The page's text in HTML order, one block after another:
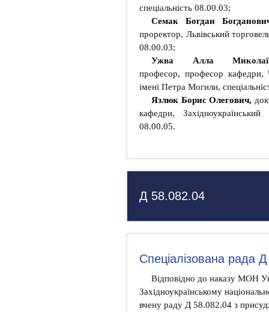
спеціальність 08.00.03;
Семак Богдан
проректор, Львівський
08.00.03;
Ужва Алла
професор, професор кафедри,
імені Петра Могили,
Язлюк Борис Олегович,
кафедри, Західноукраїнський
08.00.05.
Д 58.082.04
Спеціалізована рада
Відповідно до наказу МОН
Західноукраїнському
вчену раду Д 58.082.04 з